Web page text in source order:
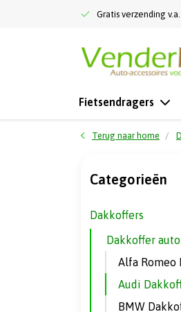
Gratis verzending
Fietsendragers
Terug naar home
Categorieën
Dakkoffers
Dakkoffer
Alfa Romeo
Audi
BMW